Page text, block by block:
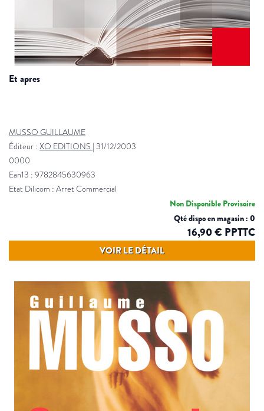
et apres
MUSSO GUILLAUME
Éditeur : XO EDITIONS | 31/12/2003
0000
Ean13 : 9782845630963
Etat Dilicom : Arret Commercial
Non Disponible Provisoire
Qté dispo en magasin : 0
16,90 € PPTTC
VOIR LE DÉTAIL